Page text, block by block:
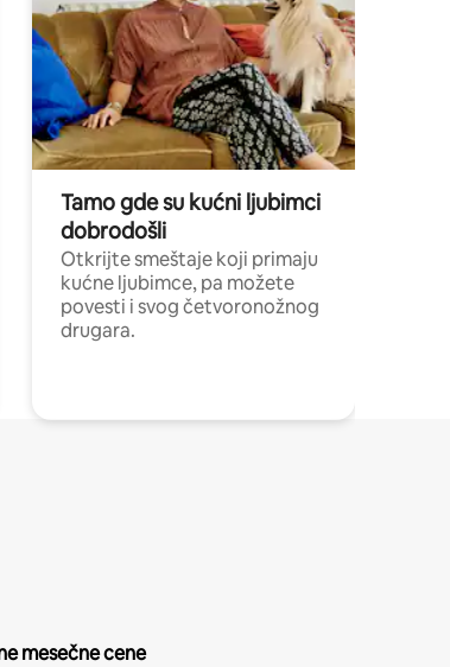
Tamo gde su kućni ljubimci
dobrodošli
Otkrijte smeštaje koji primaju
kućne ljubimce, pa možete
povesti i svog četvoronožnog
drugara.
mesečne cene